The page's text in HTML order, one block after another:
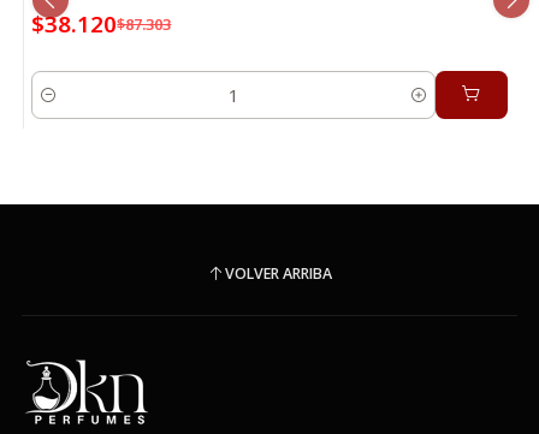
$38.120$87.303
Cantidad
VOLVER ARRIBA